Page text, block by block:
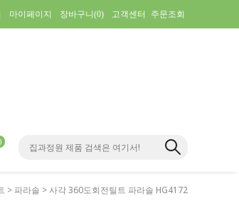
마이페이지 장바구니(0) 고객센터 주문조회
> 파라솔 > 사각 360도회전틸트 파라솔 HG4172